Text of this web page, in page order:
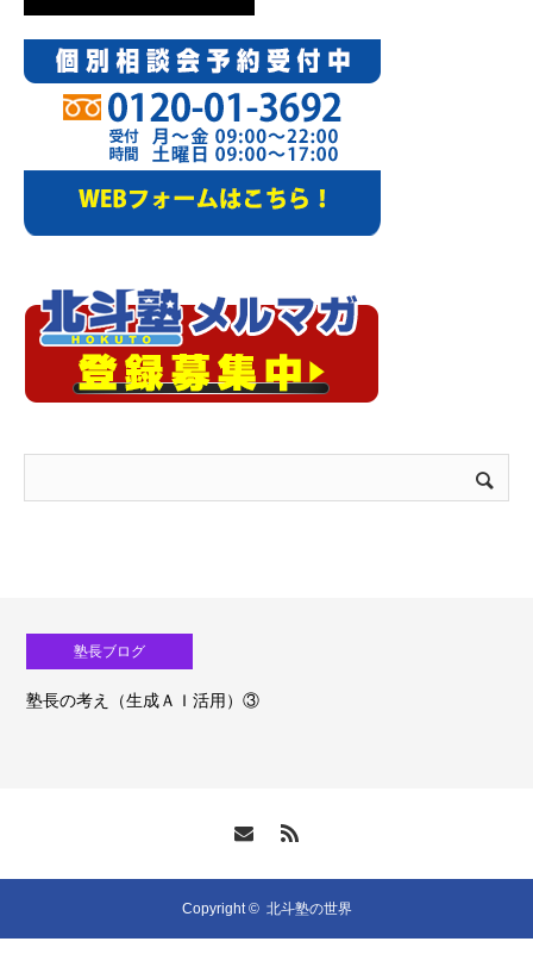
塾長ブログ
塾長の考え（生成ＡＩ活用）③
Copyright © 北斗塾の世界